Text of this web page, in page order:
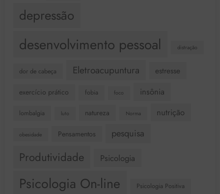
depressão
desenvolvimento pessoal distração
dor de cabeça Eletroacupuntura estresse
exercício prático fobia foco insônia
lombalgia luto natureza Norma nutrição
obesidade Pensamentos pesquisa
Produtividade Psicologia
Psicologia On-line Psicologia Positiva